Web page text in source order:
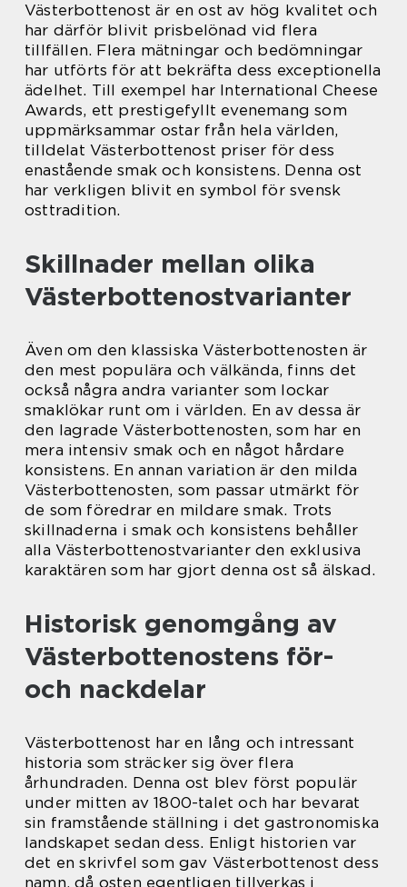
Västerbottenost är en ost av hög kvalitet och
har därför blivit prisbelönad vid flera
tillfällen. Flera mätningar och bedömningar
har utförts för att bekräfta dess exceptionella
ädelhet. Till exempel har International Cheese
Awards, ett prestigefyllt evenemang som
uppmärksammar ostar från hela världen,
tilldelat Västerbottenost priser för dess
enastående smak och konsistens. Denna ost
har verkligen blivit en symbol för svensk
osttradition.
Skillnader mellan olika
Västerbottenostvarianter
Även om den klassiska Västerbottenosten är
den mest populära och välkända, finns det
också några andra varianter som lockar
smaklökar runt om i världen. En av dessa är
den lagrade Västerbottenosten, som har en
mera intensiv smak och en något hårdare
konsistens. En annan variation är den milda
Västerbottenosten, som passar utmärkt för
de som föredrar en mildare smak. Trots
skillnaderna i smak och konsistens behåller
alla Västerbottenostvarianter den exklusiva
karaktären som har gjort denna ost så älskad.
Historisk genomgång av
Västerbottenostens för-
och nackdelar
Västerbottenost har en lång och intressant
historia som sträcker sig över flera
århundraden. Denna ost blev först populär
under mitten av 1800-talet och har bevarat
sin framstående ställning i det gastronomiska
landskapet sedan dess. Enligt historien var
det en skrivfel som gav Västerbottenost dess
namn, då osten egentligen tillverkas i